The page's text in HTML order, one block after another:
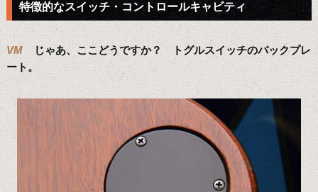
特徴的なスイッチ・コントロールキャビティ
VM
じゃあ、ここどうですか？ トグルスイッチのバックプレ
ート。